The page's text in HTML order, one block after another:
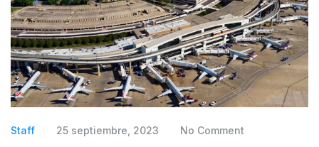
Staff 25 septiembre, 2023 No Comment